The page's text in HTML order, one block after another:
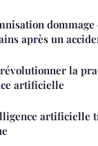
dommage
après un
la
artificielle
artificielle